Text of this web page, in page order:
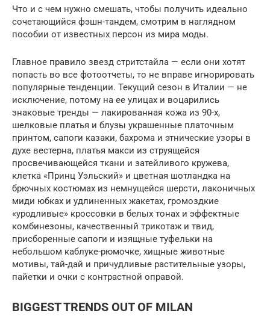
Что и с чем нужно смешать, чтобы получить идеально
сочетающийся фэшн-тандем, смотрим в наглядном
пособии от известных персон из мира моды.
Главное правило звезд стритстайла — если они хотят
попасть во все фотоотчеты, то не вправе игнорировать
популярные тенденции. Текущий сезон в Италии — не
исключение, потому на ее улицах и воцарились
знаковые тренды — лакированная кожа из 90-х,
шелковые платья и блузы украшенные платочным
принтом, сапоги казаки, бахрома и этнические узоры в
духе вестерна, платья макси из струящейся
просвечивающейся ткани и затейливого кружева,
клетка «Принц Уэльский» и цветная шотландка на
брючных костюмах из немнущейся шерсти, лаконичных
миди юбках и удлиненных жакетах, громоздкие
«уродливые» кроссовки в белых тонах и эффектные
комбинезоны, качественный трикотаж и твид,
присборенные сапоги и изящные туфельки на
небольшом каблуке-рюмочке, хищные животные
мотивы, тай-дай и причудливые растительные узоры,
пайетки и очки с контрастной оправой.
BIGGEST TRENDS OUT OF MILAN